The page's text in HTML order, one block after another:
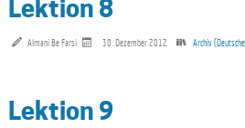
Lektion 8
Almani Be Farsi 30. Dezember 2012 Archiv
Lektion 9